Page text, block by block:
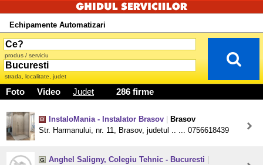
Echipamente Automatizari
produs / serviciu
strada, localitate, judet
Foto Video Judet 286 firme
InstaloMania - Instalator Brasov
Brasov
Str. Harmanului, nr. 11, Brasov, judetul .. ... 0756618439
Anghel Saligny, Colegiu Tehnic - Bucuresti